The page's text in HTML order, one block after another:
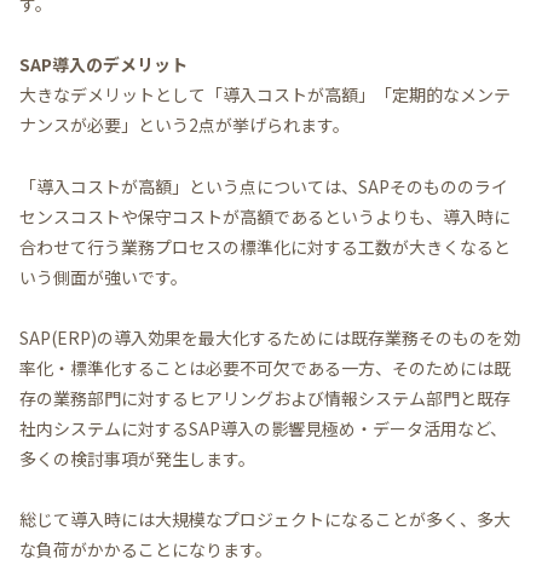
SAP導入のデメリット
大きなデメリットとして「導入コストが高額」「定期的なメンテ
ナンスが必要」という2点が挙げられます。
「導入コストが高額」という点については、SAPそのもののライ
センスコストや保守コストが高額であるというよりも、導入時に
合わせて行う業務プロセスの標準化に対する工数が大きくなると
いう側面が強いです。
SAP(ERP)の導入効果を最大化するためには既存業務そのものを効
率化・標準化することは必要不可欠である一方、そのためには既
存の業務部門に対するヒアリングおよび情報システム部門と既存
社内システムに対するSAP導入の影響見極め・データ活用など、
多くの検討事項が発生します。
総じて導入時には大規模なプロジェクトになることが多く、多大
な負荷がかかることになります。